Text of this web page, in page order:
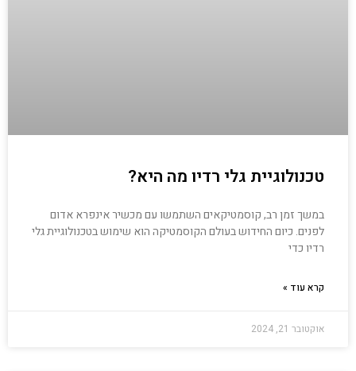
טכנולוגיית גלי רדיו מה היא?
במשך זמן רב, קוסמטיקאים השתמשו עם מכשיר אינפרא אדום
לפנים. כיום החידוש בעולם הקוסמטיקה הוא שימוש בטכנולוגיית גלי
רדיו כדי
קרא עוד »
אוקטובר 21, 2024